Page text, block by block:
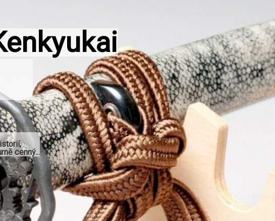
cenný...